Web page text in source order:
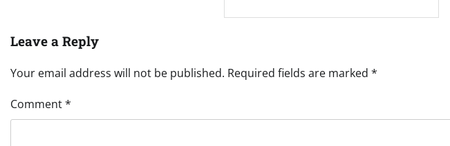
Leave a Reply
Your email address will not be published. Required fields are marked *
Comment*